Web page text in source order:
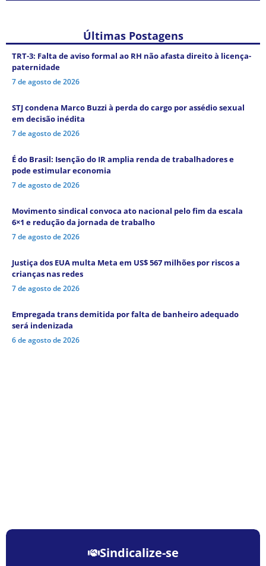
Últimas Postagens
TRT-3: Falta de aviso formal ao RH não afasta direito à licença-
paternidade
7 de agosto de 2026
STJ condena Marco Buzzi à perda do cargo por assédio sexual
em decisão inédita
7 de agosto de 2026
É do Brasil: Isenção do IR amplia renda de trabalhadores e
pode estimular economia
7 de agosto de 2026
Movimento sindical convoca ato nacional pelo fim da escala
6×1 e redução da jornada de trabalho
7 de agosto de 2026
Justiça dos EUA multa Meta em US$ 567 milhões por riscos a
crianças nas redes
7 de agosto de 2026
Empregada trans demitida por falta de banheiro adequado
será indenizada
6 de agosto de 2026
Sindicalize-se